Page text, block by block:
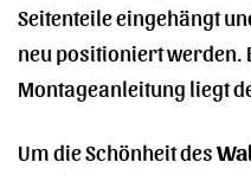
Seitenteile eingehängt
neu positioniert werden.
Montageanleitung liegt
Um die Schönheit des